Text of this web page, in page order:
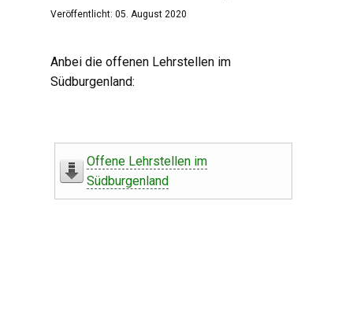
Veröffentlicht: 05. August 2020
Anbei die offenen Lehrstellen im
Südburgenland:
Offene Lehrstellen im
Südburgenland